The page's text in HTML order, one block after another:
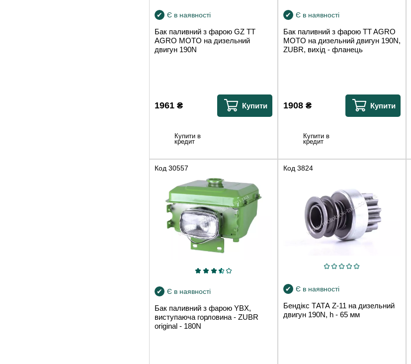
Є в наявності
Бак паливний з фарою GZ TT
AGRO MOTO на дизельний
двигун 190N
1961 ₴ Купити
Купити в
кредит
Є в наявності
Бак паливний з фарою TT AGRO
MOTO на дизельний двигун 190N,
ZUBR, вихід - фланець
1908₴ Купити
Купити в
кредит
Код 30557
Є в наявності
Бак паливний з фарою YBX,
виступаюча горловина - ZUBR
original - 180N
Код 3824
Є в наявності
Бендікс TАТА Z-11 на дизельний
двигун 190N, h - 65 мм